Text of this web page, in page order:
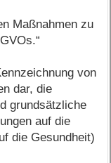
Maßnahmen zu
von
dar, die
grundsätzliche
auf die
die Gesundheit)